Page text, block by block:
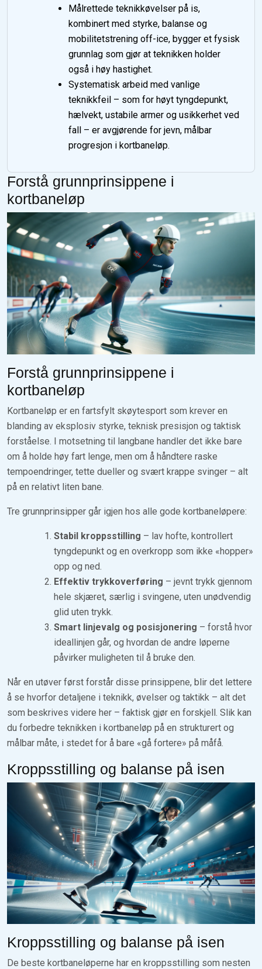
Målrettede teknikkøvelser på is,
kombinert med styrke, balanse og
mobilitetstrening off-ice, bygger et fysisk
grunnlag som gjør at teknikken holder
også i høy hastighet.
Systematisk arbeid med vanlige
teknikkfeil – som for høyt tyngdepunkt,
hælvekt, ustabile armer og usikkerhet ved
fall – er avgjørende for jevn, målbar
progresjon i kortbaneløp.
Forstå grunnprinsippene i
kortbaneløp
Forstå grunnprinsippene i
kortbaneløp
Kortbaneløp er en fartsfylt skøytesport som krever en
blanding av eksplosiv styrke, teknisk presisjon og taktisk
forståelse. I motsetning til langbane handler det ikke bare
om å holde høy fart lenge, men om å håndtere raske
tempoendringer, tette dueller og svært krappe svinger – alt
på en relativt liten bane.
Tre grunnprinsipper går igjen hos alle gode kortbaneløpere:
Stabil kroppsstilling – lav hofte, kontrollert
tyngdepunkt og en overkropp som ikke «hopper»
opp og ned.
Effektiv trykkoverføring – jevnt trykk gjennom
hele skjæret, særlig i svingene, uten unødvendig
glid uten trykk.
Smart linjevalg og posisjonering – forstå hvor
ideallinjen går, og hvordan de andre løperne
påvirker muligheten til å bruke den.
Når en utøver først forstår disse prinsippene, blir det lettere
å se hvorfor detaljene i teknikk, øvelser og taktikk – alt det
som beskrives videre her – faktisk gjør en forskjell. Slik kan
du forbedre teknikken i kortbaneløp på en strukturert og
målbar måte, i stedet for å bare «gå fortere» på måfå.
Kroppsstilling og balanse på isen
Kroppsstilling og balanse på isen
De beste kortbaneløperne har en kroppsstilling som nesten